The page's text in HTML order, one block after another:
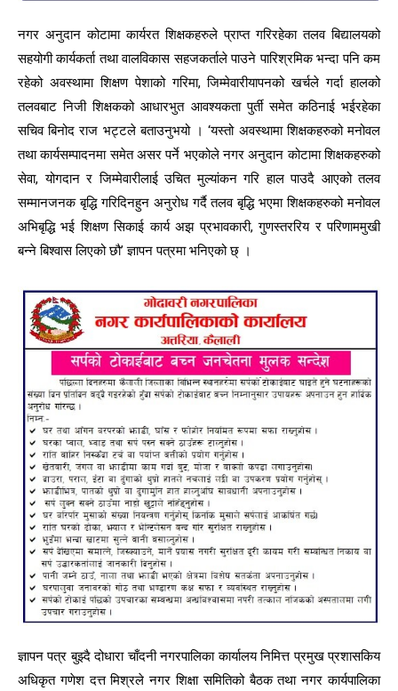
नगर अनुदान कोटामा कार्यरत शिक्षकहरुले प्राप्त गरिरहेका तलव बिद्यालयको
सहयोगी कार्यकर्ता तथा वालविकास सहजकर्ताले पाउने पारिश्रमिक भन्दा पनि कम
रहेको अवस्थामा शिक्षण पेशाको गरिमा, जिम्मेवारीयापनको खर्चले गर्दा हालको
तलवबाट निजी शिक्षकको आधारभुत आवश्यकता पुर्ती समेत कठिनाई भईरहेका
सचिव बिनोद राज भट्टले बताउनुभयो । ‘यस्तो अवस्थामा शिक्षकहरुको मनोवल
तथा कार्यसम्पादनमा समेत असर पर्ने भएकोले नगर अनुदान कोटामा शिक्षकहरुको
सेवा, योगदान र जिम्मेवारीलाई उचित मुल्यांकन गरि हाल पाउदै आएको तलव
सम्मानजनक बृद्धि गरिदिनहुन अनुरोध गर्दै तलव बृद्धि भएमा शिक्षकहरुको मनोवल
अभिबृद्धि भई शिक्षण सिकाई कार्य अझ प्रभावकारी, गुणस्तररिय र परिणाममुखी
बन्ने बिश्वास लिएको छौ’ ज्ञापन पत्रमा भनिएको छ् ।
ज्ञापन पत्र बुझ्दै दोधारा चाँदनी नगरपालिका कार्यालय निमित्त प्रमुख प्रशासकिय
अधिकृत गणेश दत्त मिश्रले नगर शिक्षा समितिको बैठक तथा नगर कार्यपालिका